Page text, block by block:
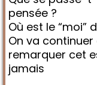
pensée ?
Où est le “moi”
On va
remarquer cet
jamais